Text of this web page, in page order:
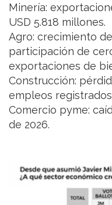
Minería:
USD 5.818 millones.
Agro: crecimiento
participación de
exportaciones de
Construcción:
empleos
Comercio pyme:
de 2026.